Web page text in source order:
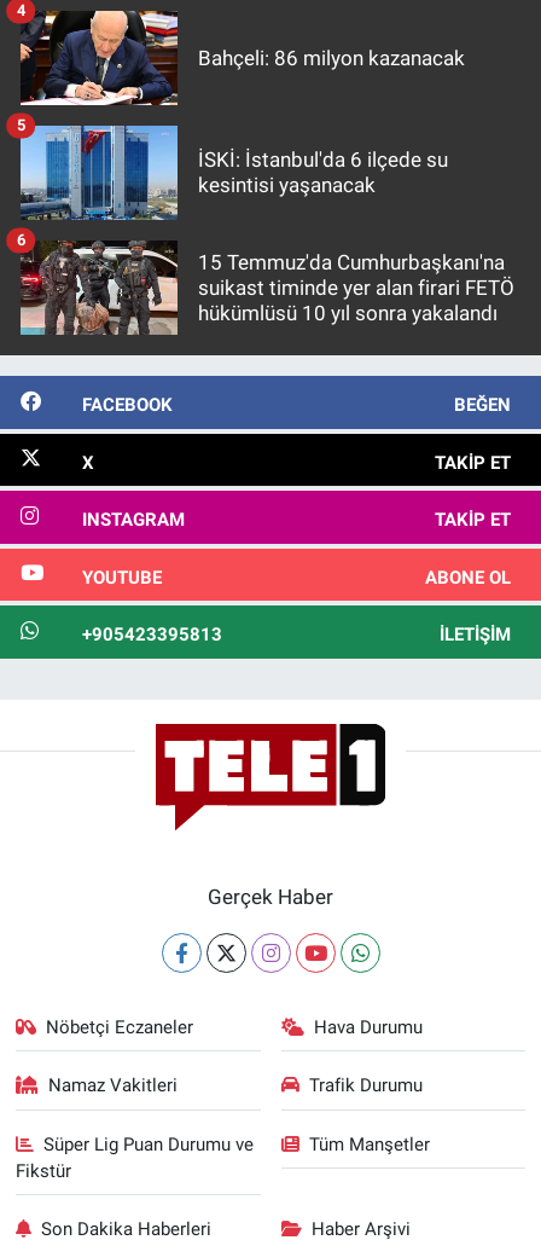
Bahçeli: 86 milyon kazanacak
4
İSKİ: İstanbul'da 6 ilçede su
kesintisi yaşanacak
5
15 Temmuz'da Cumhurbaşkanı'na
suikast timinde yer alan firari FETÖ
hükümlüsü 10 yıl sonra yakalandı
6
FACEBOOK BEĞEN
X TAKIP ET
INSTAGRAM TAKIP ET
YOUTUBE ABONE OL
+905423395813 İLETIŞIM
Gerçek Haber
Nöbetçi Eczaneler Hava Durumu
Namaz Vakitleri Trafik Durumu
Süper Lig Puan Durumu ve
Fikstür
Tüm Manşetler
Son Dakika Haberleri Haber Arşivi